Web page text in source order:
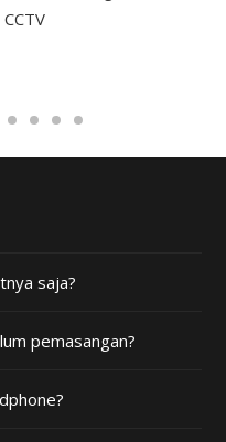
saja?
pemasangan?